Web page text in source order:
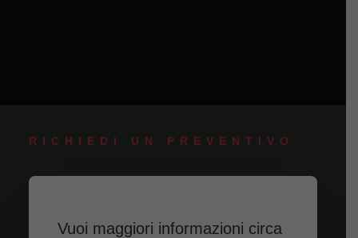
RICHIEDI UN PREVENTIVO
Vuoi maggiori informazioni circa